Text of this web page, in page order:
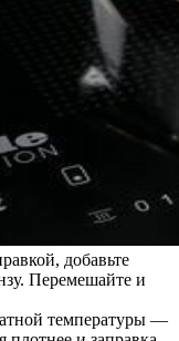
добавьте
Перемешайте и
температуры —